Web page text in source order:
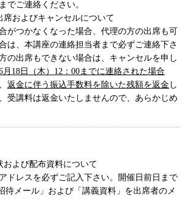
でご連絡ください。
席およびキャンセルについて
がつかなくなった場合、代理の方の出席も可
は、本講座の連絡担当者まで必ずご連絡下さ
の出席もできない場合は、キャンセルを申し
月18日（木）12：00までに連絡された場合
返金に伴う振込手数料を除いた残額を返金 し
受講料は返金いたしませんので、あらかじめ
および配布資料について
ドレスを必ずご記入下さい。開催日前日まで
待メール」および「講義資料」を出席者のメ